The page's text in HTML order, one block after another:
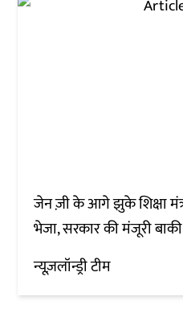
जेन ज़ी के आगे झुके शिक्षा
भेजा, सरकार की मंजूरी बाकी
न्यूज़लॉन्ड्री टीम